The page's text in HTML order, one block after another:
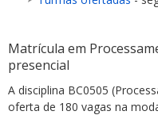
Matrícula em
presencial
A disciplina BC0505
oferta de 180 vagas na